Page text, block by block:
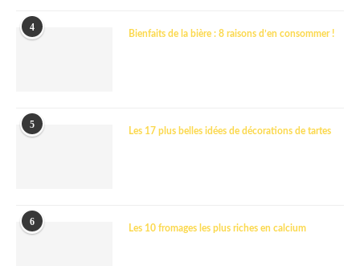
4
Bienfaits de la bière : 8 raisons d’en consommer !
5
Les 17 plus belles idées de décorations de tartes
6
Les 10 fromages les plus riches en calcium